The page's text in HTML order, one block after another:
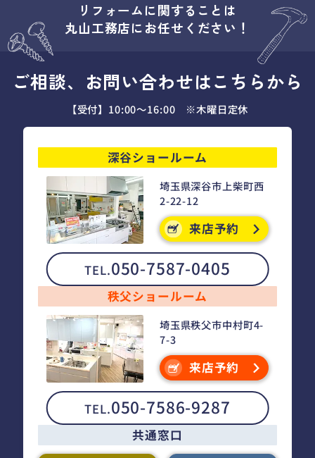
リフォームに関することは
丸山工務店にお任せください！
ご相談、お問い合わせはこちらから
【受付】10:00～16:00 ※木曜日定休
深谷ショールーム
埼玉県深谷市上柴町西
2-22-12
来店予約
TEL.050-7587-0405
秩父ショールーム
埼玉県秩父市中村町4-
7-3
来店予約
TEL.050-7586-9287
共通窓口